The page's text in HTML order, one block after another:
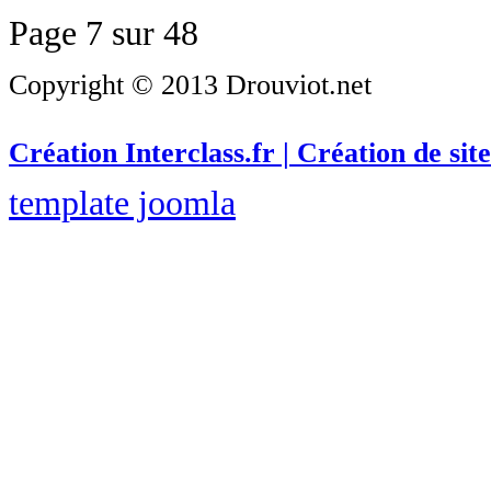
Page 7 sur 48
Copyright © 2013 Drouviot.net
Création Interclass.fr | Création de
template joomla